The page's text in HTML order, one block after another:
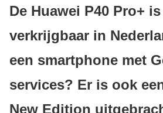
De Huawei P40 Pro+
verkrijgbaar in
een smartphone met
services? Er is ook
New Edition